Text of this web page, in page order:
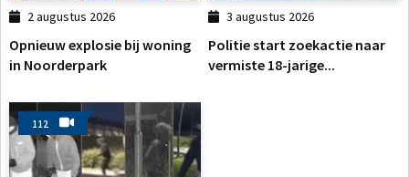
2 augustus 2026
Opnieuw explosie bij woning
in Noorderpark
3 augustus 2026
Politie start zoekactie naar
vermiste 18-jarige...
112